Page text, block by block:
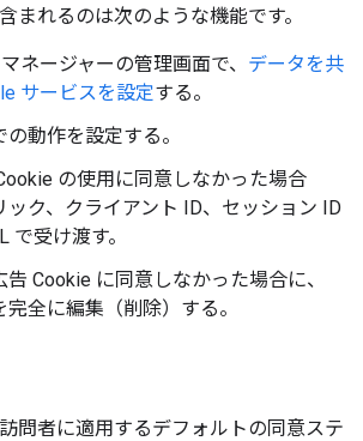
まれるのは次のような機能です。
ネージャーの管理画面で、 データを共
サービスを設定する。
動作を設定する。
の使用に同意しなかった場合
ック、クライアント ID、セッション ID
で受け渡す。
Cookie に同意しなかった場合に、
全に編集（削除）する。
問者に適用するデフォルトの同意ステ